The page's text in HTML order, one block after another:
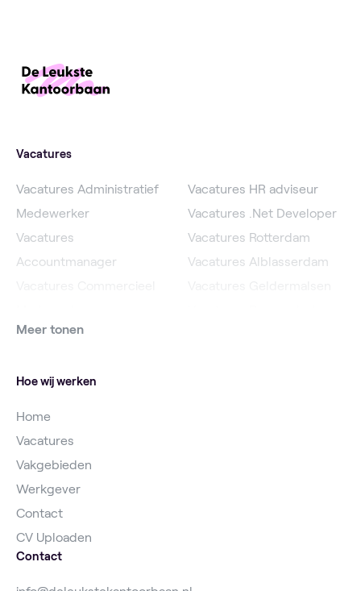
Vacatures
Vacatures Administratief
Medewerker
Vacatures
Accountmanager
Vacatures Online
Vacatures HR adviseur
Vacatures .Net Developer
Vacatures Rotterdam
Vacatures Alblasserdam
Meer tonen
Hoe wij werken
Home
Vacatures
Vakgebieden
Werkgever
Contact
CV Uploaden
Contact